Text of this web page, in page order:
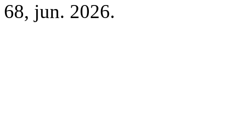
68, jun. 2026.